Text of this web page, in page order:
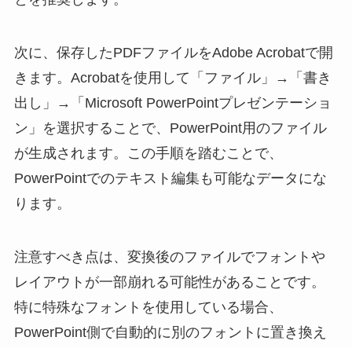
次に、保存したPDFファイルをAdobe Acrobatで開
きます。Acrobatを使用して「ファイル」→「書き
出し」→「Microsoft PowerPointプレゼンテーショ
ン」を選択することで、PowerPoint用のファイル
が生成されます。この手順を踏むことで、
PowerPointでのテキスト編集も可能なデータにな
ります。
注意すべき点は、変換後のファイルでフォントや
レイアウトが一部崩れる可能性があることです。
特に特殊なフォントを使用している場合、
PowerPoint側で自動的に別のフォントに置き換え